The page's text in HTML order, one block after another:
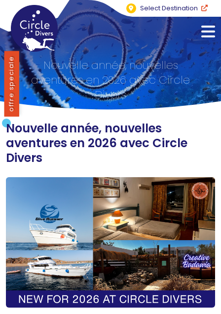
Select Destination
Nouvelle année, nouvelles
aventures en 2026 avec Circle
Divers
Nouvelle année, nouvelles
aventures en 2026 avec Circle
Divers
offre speciale